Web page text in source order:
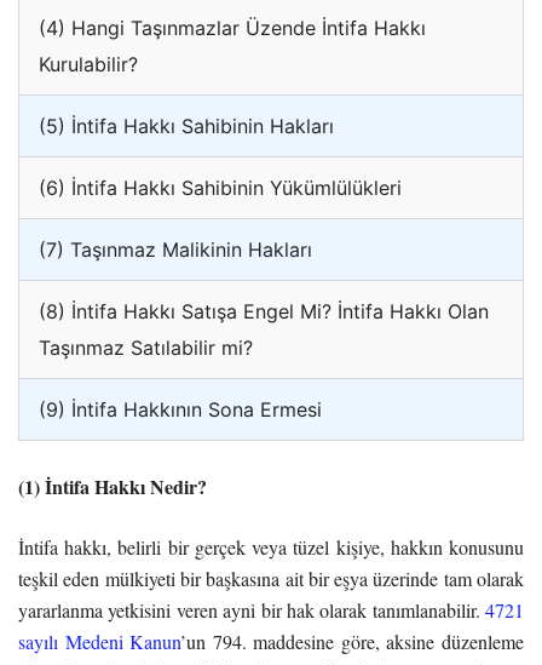
(4) Hangi Taşınmazlar Üzende İntifa Hakkı
Kurulabilir?
(5) İntifa Hakkı Sahibinin Hakları
(6) İntifa Hakkı Sahibinin Yükümlülükleri
(7) Taşınmaz Malikinin Hakları
(8) İntifa Hakkı Satışa Engel Mi? İntifa Hakkı Olan
Taşınmaz Satılabilir mi?
(9) İntifa Hakkının Sona Ermesi
(1) İntifa Hakkı Nedir?
İntifa hakkı, belirli bir gerçek veya tüzel kişiye, hakkın konusunu
teşkil eden mülkiyeti bir başkasına ait bir eşya üzerinde tam olarak
yararlanma yetkisini veren ayni bir hak olarak tanımlanabilir. 4721
sayılı Medeni Kanun’un 794. maddesine göre, aksine düzenleme